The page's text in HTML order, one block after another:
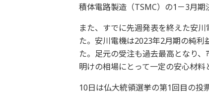
積体電路製造（TSMC）の1－3月期
また、すでに先週発表を終えた安川
た。安川電機は2023年2月期の純
た。足元の受注も過去最高となり
明けの相場にとって一定の安心材料
10日は仏大統領選挙の第1回目の投